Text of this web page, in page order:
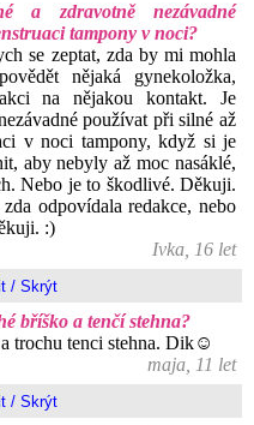
a zdravotně nezávadné
tampony v noci?
se zeptat, zda by mi mohla
nějaká gynekoložka,
na nějakou kontakt. Je
používat při silné až
v noci tampony, když si je
aby nebyly až moc nasáklé,
Nebo je to škodlivé. Děkuji.
odpovídala redakce, nebo
:)
Ivka, 16 let
bříško a tenčí stehna?
trochu tenci stehna. Dik☺
maja, 11 let